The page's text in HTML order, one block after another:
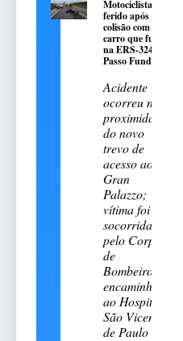
Motociclista fica
ferido após
colisão com
carro que fugiu
na ERS-324, em
Passo Fundo
Acidente
ocorreu nas
proximidades
do novo
trevo de
acesso ao
Gran
Palazzo;
vítima foi
socorrida
pelo Corpo
de
Bombeiros e
encaminhada
ao Hospital
São Vicente
de Paulo